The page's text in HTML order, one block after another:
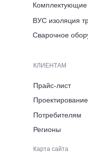
ПН-ПТ 8:00-
ВРЕМЯ РАБОТЫ
Прайс-лист
Проектирование
Потребителям
Регионы
Карта сайта
КЛИЕНТАМ
Комплектующие
ВУС изоляция
Сварочное